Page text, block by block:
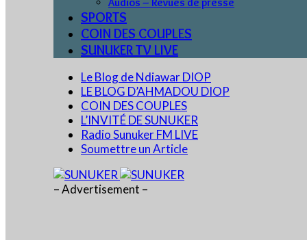
SPORTS
COIN DES COUPLES
SUNUKER TV LIVE
Le Blog de Ndiawar DIOP
LE BLOG D’AHMADOU DIOP
COIN DES COUPLES
L’INVITÉ DE SUNUKER
Radio Sunuker FM LIVE
Soumettre un Article
– Advertisement –